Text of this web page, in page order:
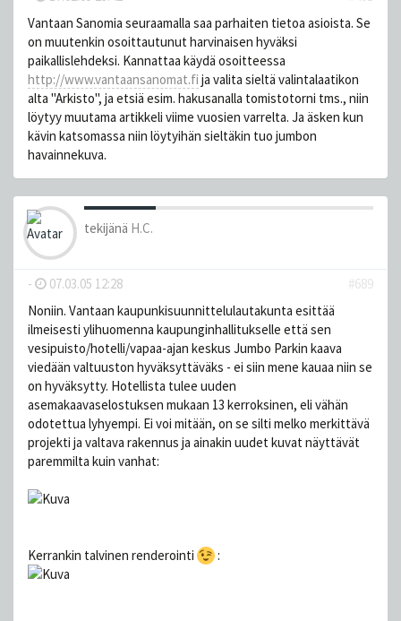
Vantaan Sanomia seuraamalla saa parhaiten tietoa asioista. Se
on muutenkin osoittautunut harvinaisen hyväksi
paikallislehdeksi. Kannattaa käydä osoitteessa
http://www.vantaansanomat.fi ja valita sieltä valintalaatikon
alta "Arkisto", ja etsiä esim. hakusanalla tomistotorni tms., niin
löytyy muutama artikkeli viime vuosien varrelta. Ja äsken kun
kävin katsomassa niin löytyihän sieltäkin tuo jumbon
havainnekuva.
tekijänä H.C.
- 07.03.05 12:28
#689
Noniin. Vantaan kaupunkisuunnittelulautakunta esittää
ilmeisesti ylihuomenna kaupunginhallitukselle että sen
vesipuisto/hotelli/vapaa-ajan keskus Jumbo Parkin kaava
viedään valtuuston hyväksyttäväks - ei siin mene kauaa niin se
on hyväksytty. Hotellista tulee uuden
asemakaavaselostuksen mukaan 13 kerroksinen, eli vähän
odotettua lyhyempi. Ei voi mitään, on se silti melko merkittävä
projekti ja valtava rakennus ja ainakin uudet kuvat näyttävät
paremmilta kuin vanhat:
Kerrankin talvinen renderointi :